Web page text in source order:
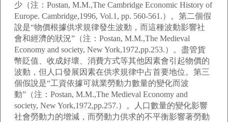
少（注：Postan, M.M.,The Cambridge Economic History of
Europe. Cambridge,1996, Vol.1, pp. 560-561.）。第二個假
說是“物價根據供求規律發生波動，而這種波動影響社
會和經濟的狀況”（注：Postan, M.M.,The Medieval
Economy and society, New York,1972,pp.253.）。盡管貨
幣貶值、收成好壞、消費方式等其他因素會引起物價的
波動，但人口發展因素在供求規律中占首要地位。第三
個假說是“工資依據可就業勞動力數量的變化而波
動”（注：Postan, M.M.,The Medieval Economy and
society, New York,1972,pp.257.）。人口數量的變化影響
社會勞動力的增減，而勞動力供求的不平衡影響著勞動